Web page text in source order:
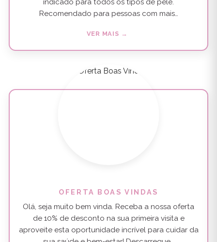
indicado para todos os tipos de pele.
Recomendado para pessoas com mais…
VER MAIS →
OFERTA BOAS VINDAS
Olá, seja muito bem vinda. Receba a nossa oferta
de 10% de desconto na sua primeira visita e
aproveite esta oportunidade incrível para cuidar da